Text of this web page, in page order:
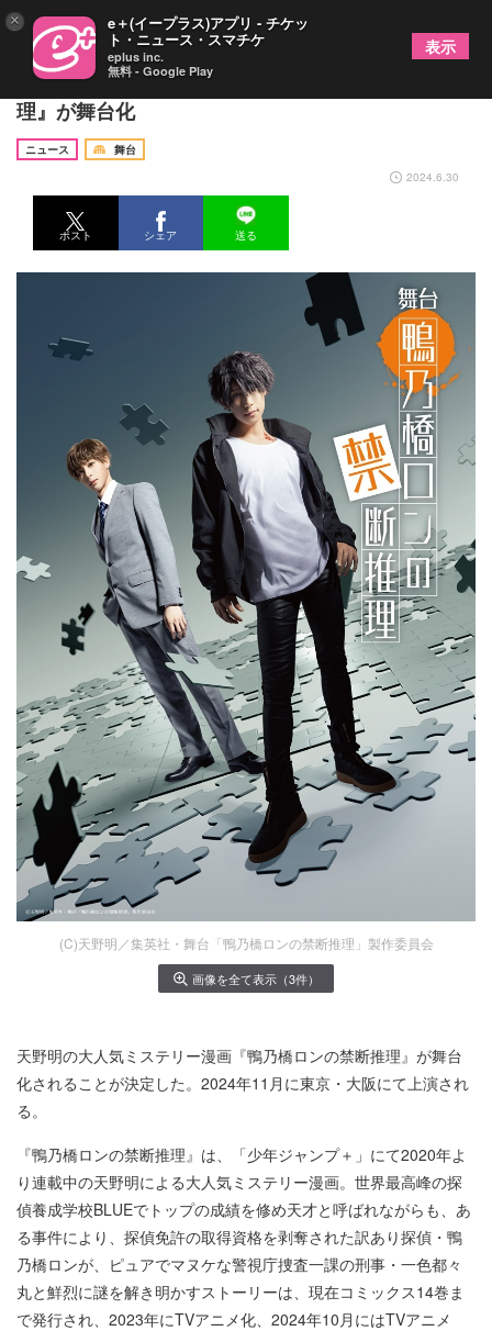
岸本勇太＆野嵜豊のW主演で『鴨乃橋ロンの禁断推
理』が舞台化
ニュース
舞台
2024.6.30
ポスト シェア 送る
(C)天野明／集英社・舞台「鴨乃橋ロンの禁断推理」製作委員会
画像を全て表示（3件）
天野明の大人気ミステリー漫画『鴨乃橋ロンの禁断推理』が舞台
化されることが決定した。2024年11月に東京・大阪にて上演され
る。
『鴨乃橋ロンの禁断推理』は、「少年ジャンプ＋」にて2020年よ
り連載中の天野明による大人気ミステリー漫画。世界最高峰の探
偵養成学校BLUEでトップの成績を修め天才と呼ばれながらも、あ
る事件により、探偵免許の取得資格を剥奪された訳あり探偵・鴨
乃橋ロンが、ピュアでマヌケな警視庁捜査一課の刑事・一色都々
丸と鮮烈に謎を解き明かすストーリーは、現在コミックス14巻ま
で発行され、2023年にTVアニメ化、2024年10月にはTVアニメ
× e＋(イープラス)アプリ - チケッ
ト・ニュース・スマチケ
eplus inc.
無料 - Google Play
表示